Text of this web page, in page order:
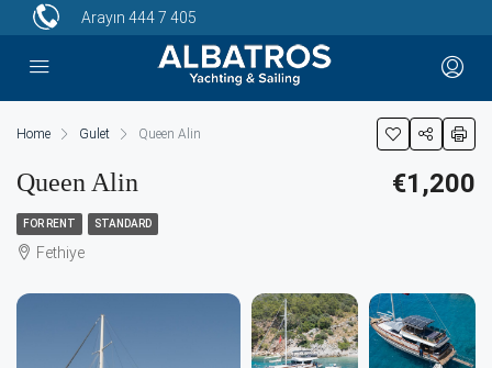
Arayın 444 7 405
Home Gulet Queen Alin
Queen Alin €1,200
FOR RENT STANDARD
Fethiye